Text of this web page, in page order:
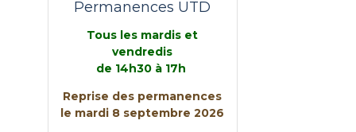
Permanences UTD
Tous les mardis et
vendredis
de 14h30 à 17h
Reprise des permanences
le mardi 8 septembre 2026